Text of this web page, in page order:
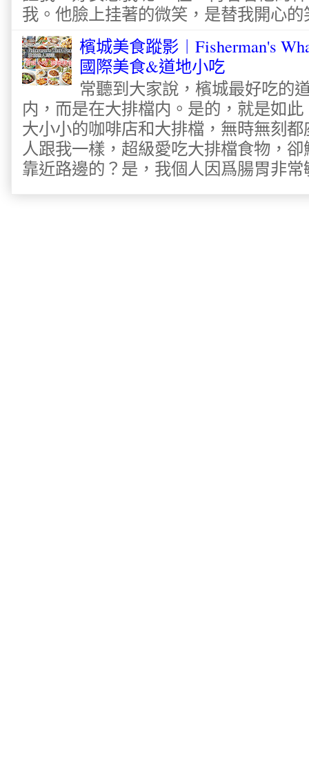
我。他臉上挂著的微笑，是替我開心的
檳城美食蹤影︱Fisherman's
國際美食&道地小吃
常聽到大家說，檳城最好吃的
内，而是在大排檔内。是的，就是如
大小小的咖啡店和大排檔，無時無刻
人跟我一樣，超級愛吃大排檔食物，
靠近路邊的？是，我個人因爲腸胃非